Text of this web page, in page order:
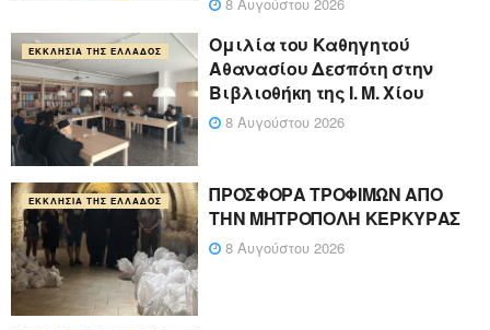
ΕΚΚΛΗΣΊΑ ΤΗΣ ΕΛΛΆΔΟΣ
Ομιλία του Καθηγητού
Αθανασίου Δεσπότη στην
Βιβλιοθήκη της Ι. Μ. Χίου
8 Αυγούστου 2026
ΕΚΚΛΗΣΊΑ ΤΗΣ ΕΛΛΆΔΟΣ
ΠΡΟΣΦΟΡΑ ΤΡΟΦΙΜΩΝ ΑΠΟ
ΤΗΝ ΜΗΤΡΟΠΟΛΗ ΚΕΡΚΥΡΑΣ
8 Αυγούστου 2026